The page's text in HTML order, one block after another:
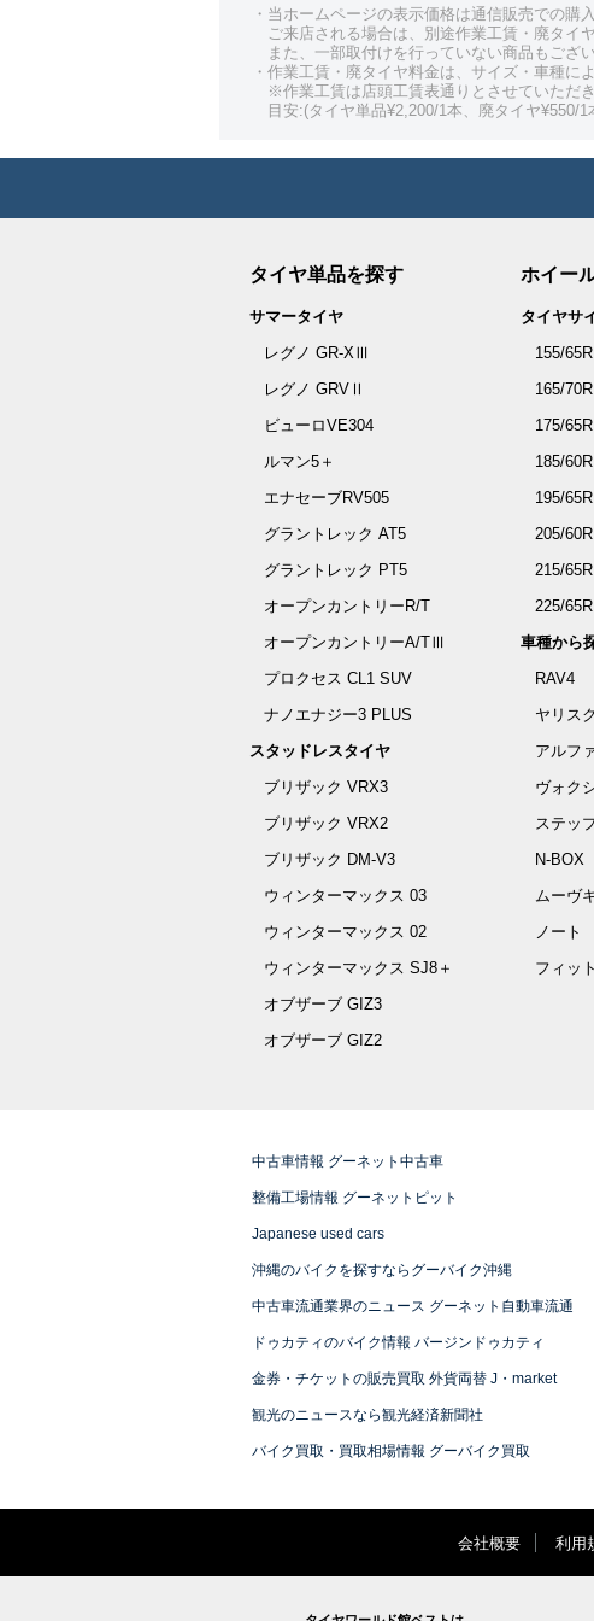
・当ホームページの表示価格は通信販売での購
ご来店される場合は、別途作業工賃・廃タイ
また、一部取付けを行っていない商品もござ
・作業工賃・廃タイヤ料金は、サイズ・車種に
※作業工賃は店頭工賃表通りとさせていただき
目安:(タイヤ単品¥2,200/1本、廃タイヤ¥550/1
タイヤ単品を探す
サマータイヤ
レグノ GR-XⅢ
レグノ GRVⅡ
ビューロVE304
ルマン5＋
エナセーブRV505
グラントレック AT5
グラントレック PT5
オープンカントリーR/T
オープンカントリーA/TⅢ
プロクセス CL1 SUV
ナノエナジー3 PLUS
スタッドレスタイヤ
ブリザック VRX3
ブリザック VRX2
ブリザック DM-V3
ウィンターマックス 03
ウィンターマックス 02
ウィンターマックス SJ8＋
オブザーブ GIZ3
オブザーブ GIZ2
ホイー
タイヤサ
155/
165/
175/
185/
195/
205/
215/
225/
車種から
RAV4
ヤリス
アルフ
ヴォク
ステッ
N-BOX
ムーヴ
ノート
フィット
中古車情報 グーネット中古車
整備工場情報 グーネットピット
Japanese used cars
沖縄のバイクを探すならグーバイク沖縄
中古車流通業界のニュース グーネット自動車流通
ドゥカティのバイク情報 バージンドゥカティ
金券・チケットの販売買取 外貨両替 J・market
観光のニュースなら観光経済新聞社
バイク買取・買取相場情報 グーバイク買取
会社概要 利用